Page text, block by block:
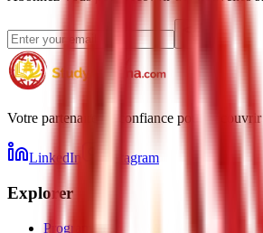
Votre partenaire de confiance pour
LinkedIn Instagram
Explorer
Programmes